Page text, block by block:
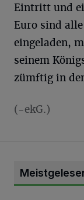
Eintritt und
Euro sind
eingeladen,
seinem
zümftig in
(-ekG.)